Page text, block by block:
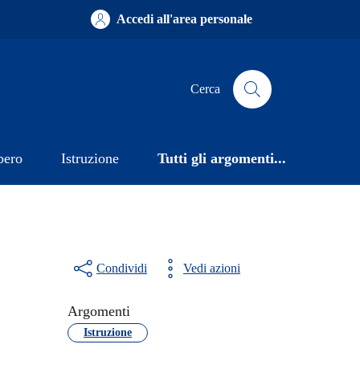
Accedi all'area personale
Cerca
Istruzione Tutti gli argomenti...
Condividi Vedi azioni
Argomenti
Istruzione